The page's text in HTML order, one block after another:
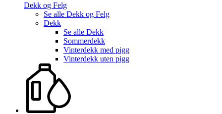
Dekk og Felg
Se alle Dekk og Felg
Dekk
Se alle Dekk
Sommerdekk
Vinterdekk med pigg
Vinterdekk uten pigg